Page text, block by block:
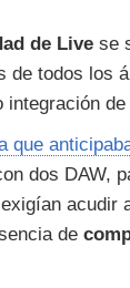
de Live se
de todos los
que
dos DAW,
acudir
de